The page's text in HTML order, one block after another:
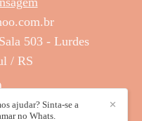
503 - Lurdes
/ RS
✕
ajudar? Sinta-se a
no Whats.